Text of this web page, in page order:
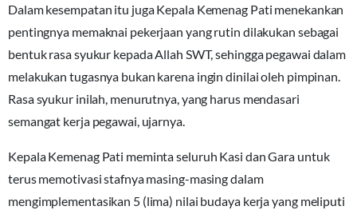
Dalam kesempatan itu juga Kepala Kemenag Pati menekankan
pentingnya memaknai pekerjaan yang rutin dilakukan sebagai
bentuk rasa syukur kepada Allah SWT, sehingga pegawai dalam
melakukan tugasnya bukan karena ingin dinilai oleh pimpinan.
Rasa syukur inilah, menurutnya, yang harus mendasari
semangat kerja pegawai, ujarnya.
Kepala Kemenag Pati meminta seluruh Kasi dan Gara untuk
terus memotivasi stafnya masing-masing dalam
mengimplementasikan 5 (lima) nilai budaya kerja yang meliputi